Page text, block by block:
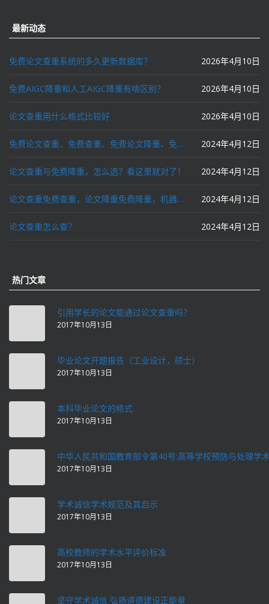
最新动态
免费论文查重系统的多久更新数据库？ 2026年4月10日
免费AIGC降重和人工AIGC降重有啥区别？ 2026年4月10日
论文查重用什么格式比较好 2026年4月10日
免费论文查重、免费查重、免费论文降重、免费降重、智能降重、一键降重、降低AIGC写作率、AI写论文，这些名词你了解吗？ 2024年4月12日
论文查重与免费降重，怎么选？看这里就对了！ 2024年4月12日
论文查重免费查重，论文降重免费降重，机器降重，人工降重，降低AIGC写作率，ai写论文，都要选论文狗和paperdog以及文思慧达！ 2024年4月12日
论文查重怎么查？ 2024年4月12日
热门文章
引用学长的论文能通过论文查重吗？
2017年10月13日
毕业论文开题报告（工业设计，硕士）
2017年10月13日
本科毕业论文的格式
2017年10月13日
中华人民共和国教育部令第40号:高等学校预防与处理学
2017年10月13日
学术诚信学术规范及其启示
2017年10月13日
高校教师的学术水平评价标准
2017年10月13日
坚守学术诚信 弘扬道德建设正能量